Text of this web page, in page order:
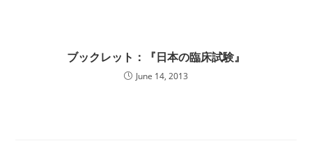
ブックレット：『日本の臨床試験』
June 14, 2013